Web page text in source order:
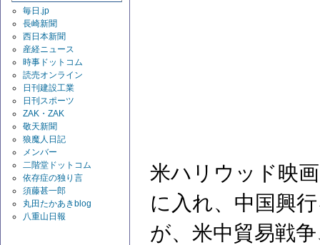
毎日.jp
長崎新聞
西日本新聞
産経ニュース
時事ドットコム
読売オンライン
日刊建設工業
日刊スポーツ
ZAK・ZAK
敬天新聞
狼魔人日記
メンバー
二階堂ドットコム
依存症の独り言
須藤甚一郎
丸田たかあきblog
八重山日報
米ハリウッド映
に入れ、中国興
が、米中貿易戦